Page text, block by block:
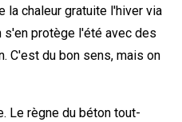
la chaleur gratuite l'hiver via
s'en protège l'été avec des
C'est du bon sens, mais on
Le règne du béton tout-